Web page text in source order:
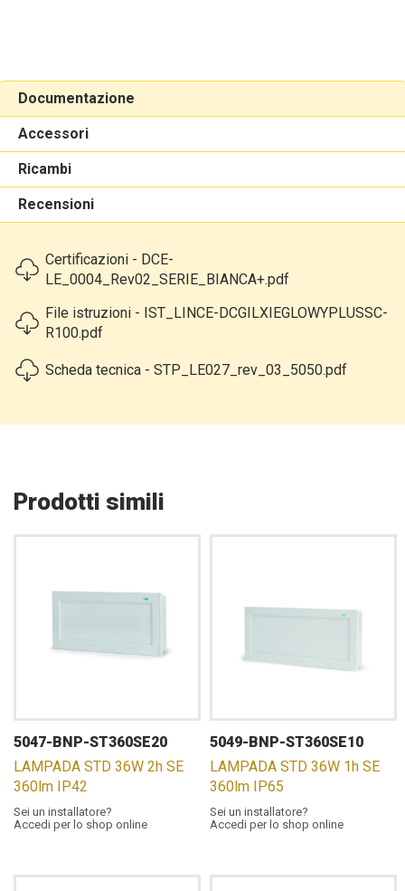
Documentazione
Accessori
Ricambi
Recensioni
Certificazioni - DCE-
LE_0004_Rev02_SERIE_BIANCA+.pdf
File istruzioni - IST_LINCE-DCGILXIEGLOWYPLUSSC-
R100.pdf
Scheda tecnica - STP_LE027_rev_03_5050.pdf
Prodotti simili
5047-BNP-ST360SE20
LAMPADA STD 36W 2h SE
360lm IP42
Sei un installatore?
Accedi per lo shop online
5049-BNP-ST360SE10
LAMPADA STD 36W 1h SE
360lm IP65
Sei un installatore?
Accedi per lo shop online